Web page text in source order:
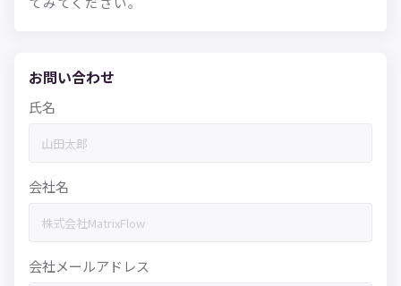
お問い合わせ
氏名
会社名
会社メールアドレス